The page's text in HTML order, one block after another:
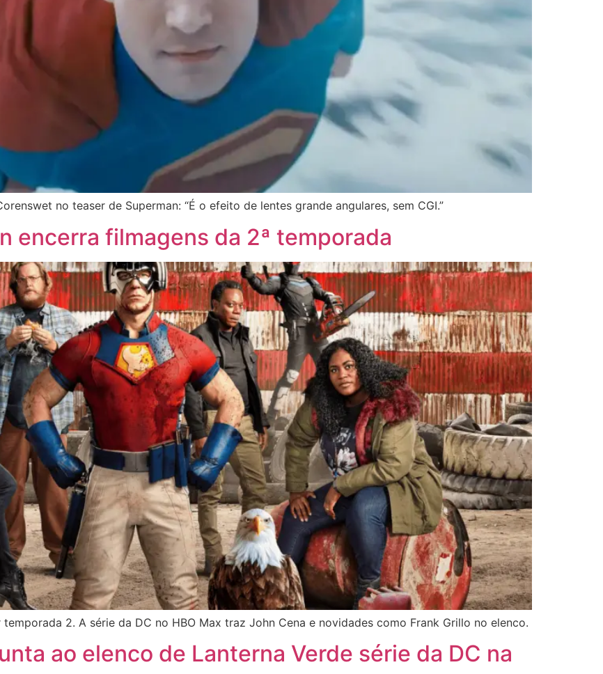
no teaser de Superman: “É o efeito de lentes grande angulares, sem CGI.”
encerra filmagens da 2ª temporada
2. A série da DC no HBO Max traz John Cena e novidades como Frank Grillo no elenco.
ao elenco de Lanterna Verde série da DC na